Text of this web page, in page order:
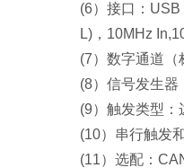
(6）接口：
L)，10MHz
(7）数字通道（
(8）信号发生
(9）触发类型
(10）串行触发
(11）选配：